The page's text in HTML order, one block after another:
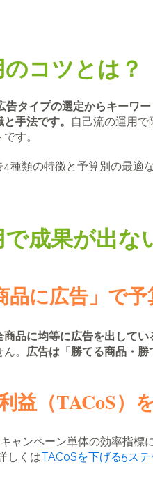
コツとは？
タイプの選定からキーワ
手法です。
自己流の運用
す。
類の特徴と予算別の最適
成果が出な
品に広告」で
商品に均等に広告を出してい
。 広告は「勝てる商品・
益（TACoS）
ャンペーン単体の効率指標
しくはTACoSを下げる5ステ